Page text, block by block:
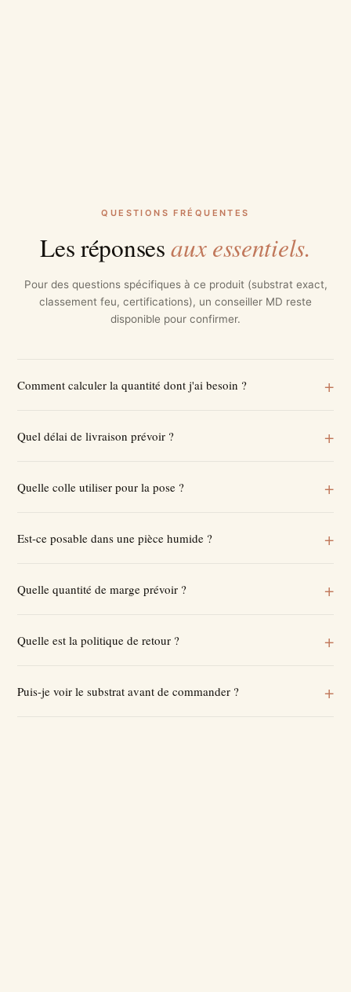
QUESTIONS FRÉQUENTES
Les réponsesaux essentiels.
Pour des questions spécifiques à ce produit (substrat exact,
classement feu, certifications), un conseiller MD reste
disponible pour confirmer.
Comment calculer la quantité dont j'ai besoin ?
Quel délai de livraison prévoir ?
Quelle colle utiliser pour la pose ?
Est-ce posable dans une pièce humide ?
Quelle quantité de marge prévoir ?
Quelle est la politique de retour ?
Puis-je voir le substrat avant de commander ?